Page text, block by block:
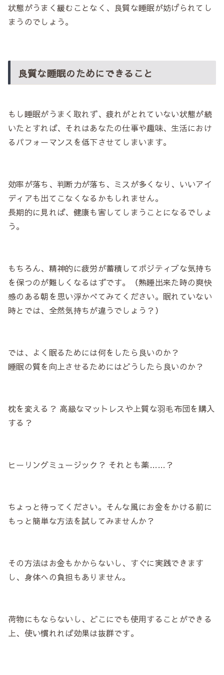
状態がうまく緩むことなく、良質な睡眠が妨げられてし
まうのでしょう。
良質な睡眠のためにできること
もし睡眠がうまく取れず、疲れがとれていない状態が続
いたとすれば、それはあなたの仕事や趣味、生活におけ
るパフォーマンスを低下させてしまいます。
効率が落ち、判断力が落ち、ミスが多くなり、いいアイ
ディアも出てこなくなるかもしれません。
長期的に見れば、健康も害してしまうことになるでしょ
う。
もちろん、精神的に疲労が蓄積してポジティブな気持ち
を保つのが難しくなるはずです。（熟睡出来た時の爽快
感のある朝を思い浮かべてみてください。眠れていない
時とでは、全然気持ちが違うでしょう？）
では、よく眠るためには何をしたら良いのか？
睡眠の質を向上させるためにはどうしたら良いのか？
枕を変える？ 高級なマットレスや上質な羽毛布団を購入
する？
ヒーリングミュージック？ それとも薬……？
ちょっと待ってください。そんな風にお金をかける前に
もっと簡単な方法を試してみませんか？
その方法はお金もかからないし、すぐに実践できます
し、身体への負担もありません。
荷物にもならないし、どこにでも使用することができる
上、使い慣れれば効果は抜群です。